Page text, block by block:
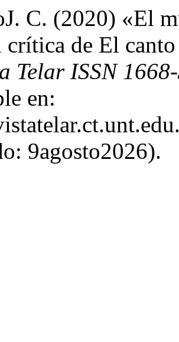
C. (2020) «El
de El
Telar ISSN
en:
9agosto2026).